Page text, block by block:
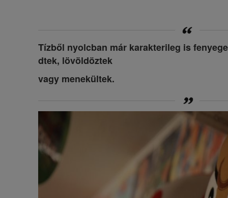
Tízből nyolcban már karakterileg is
dtek, lövöldöztek
vagy menekültek.